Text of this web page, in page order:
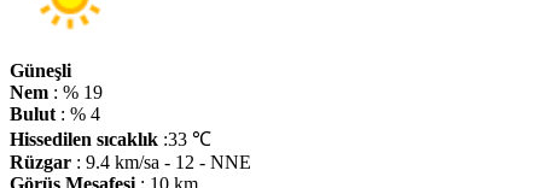
Güneşli
Nem : % 19
Bulut : % 4
Hissedilen sıcaklık :33 ℃
Rüzgar : 9.4 km/sa - 12 - NNE
Görüş Mesafesi : 10 km